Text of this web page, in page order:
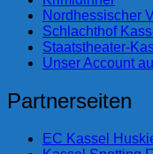
Nordhessischer
Schlachthof
Staatstheater-
Unser Account
Partnerseiten
EC Kassel